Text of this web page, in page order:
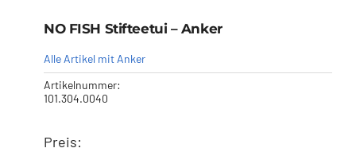
NO FISH Stifteetui – Anker
Alle Artikel mit Anker
Artikelnummer:
101.304.0040
Preis: